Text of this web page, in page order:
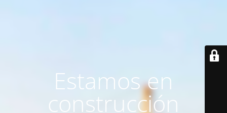
Estamos en
construcción